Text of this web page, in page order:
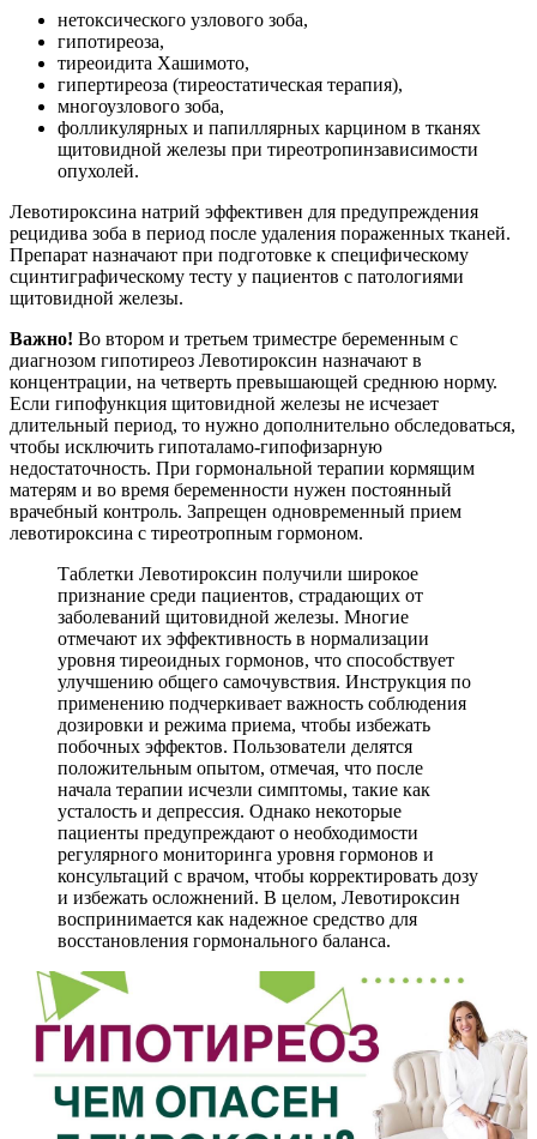
нетоксического узлового зоба,
гипотиреоза,
тиреоидита Хашимото,
гипертиреоза (тиреостатическая терапия),
многоузлового зоба,
фолликулярных и папиллярных карцином в тканях
щитовидной железы при тиреотропинзависимости
опухолей.
Левотироксина натрий эффективен для предупреждения
рецидива зоба в период после удаления пораженных тканей.
Препарат назначают при подготовке к специфическому
сцинтиграфическому тесту у пациентов с патологиями
щитовидной железы.
Важно! Во втором и третьем триместре беременным с
диагнозом гипотиреоз Левотироксин назначают в
концентрации, на четверть превышающей среднюю норму.
Если гипофункция щитовидной железы не исчезает
длительный период, то нужно дополнительно обследоваться,
чтобы исключить гипоталамо-гипофизарную
недостаточность. При гормональной терапии кормящим
матерям и во время беременности нужен постоянный
врачебный контроль. Запрещен одновременный прием
левотироксина с тиреотропным гормоном.
Таблетки Левотироксин получили широкое
признание среди пациентов, страдающих от
заболеваний щитовидной железы. Многие
отмечают их эффективность в нормализации
уровня тиреоидных гормонов, что способствует
улучшению общего самочувствия. Инструкция по
применению подчеркивает важность соблюдения
дозировки и режима приема, чтобы избежать
побочных эффектов. Пользователи делятся
положительным опытом, отмечая, что после
начала терапии исчезли симптомы, такие как
усталость и депрессия. Однако некоторые
пациенты предупреждают о необходимости
регулярного мониторинга уровня гормонов и
консультаций с врачом, чтобы корректировать дозу
и избежать осложнений. В целом, Левотироксин
воспринимается как надежное средство для
восстановления гормонального баланса.